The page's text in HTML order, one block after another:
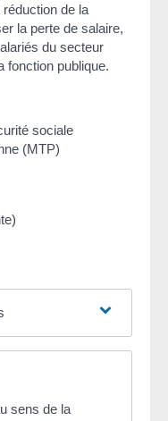
de la
la perte de salaire,
du secteur
fonction publique.
sociale
(MTP)
sens de la